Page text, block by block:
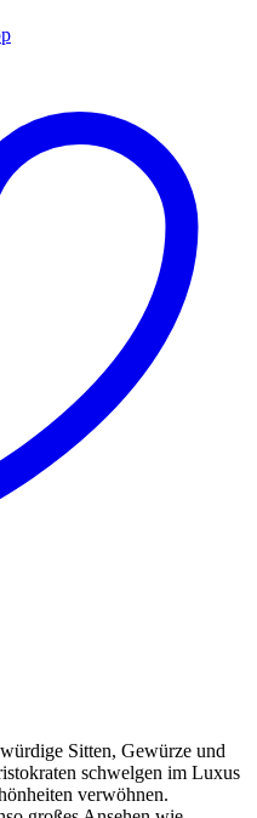
Sitten, Gewürze und
schwelgen im Luxus
verwöhnen.